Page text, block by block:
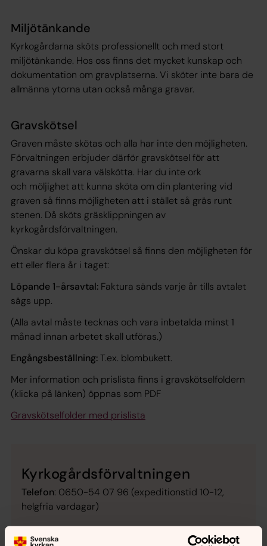
Miljötänkande
Kyrkogårdarna sköts professionellt och med stort
miljötänkande. Hos oss finns det mycket kunskap och
dokumentation om gravplatserna. Vi sköter inte bara de
allmänna ytorna utan också många gravar.
Gravskötsel
Graven måste skötas och alla har inte den möjligheten.
Förvaltningen erbjuder därför gravskötsel för att
gravarna skall vara välskötta. Har du inte ork
och möljighet att kunna sköta om din plantering vid
graven så finns möjligheten att i stället så gräs runt
stenen. Då sköts gräsklippningen av
kyrkogårdsförvaltningen.
Önskar du köpa gravskötsel så finns den möjligheten för
ett eller flera år i taget:
Löpande 1-årsavtal: Faktura sänds varje år tills avtalet
sägs upp.
(Alla avtal måste tecknas och vara inbetalda minst 1
månad innan arbetet skall utföras.)
Engångsbeställning:T.ex. blombukett.
Mer information och prislista finns i gravskötselfoldern
(klicka på länken) öppnas som PDF
Gravskötselfolder med prislista
Kyrkogårdsförvaltningen
Telefon: 0650-54 07 96 (expeditionstid 10-12,
helgfria vardagar)
Postadress
: Hudiksvallsbygdens församling, Box